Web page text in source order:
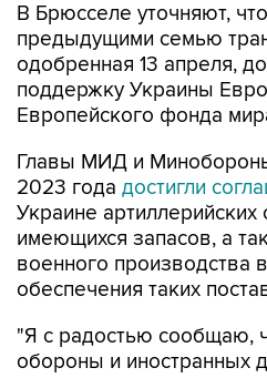
В Брюсселе уточняют,
предыдущими семью
одобренная 13 апреля,
поддержку Украины
Европейского фонда
Главы МИД и
2023 года достигли
Украине артиллерийских
имеющихся запасов, а
военного производства
обеспечения таких
"Я с радостью сообщаю,
обороны и иностранных